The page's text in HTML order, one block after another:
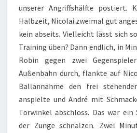
unserer Angriffshälfte postiert.
Halbzeit, Nicolai zweimal gut
kein abseits. Vielleicht lässt sich
Training üben? Dann endlich, in
Robin gegen zwei
Außenbahn durch, flankte auf
Ballannahme den frei
anspielte und André mit
Torwinkel abschloss. Das war
der Zunge schnalzen. Zwei